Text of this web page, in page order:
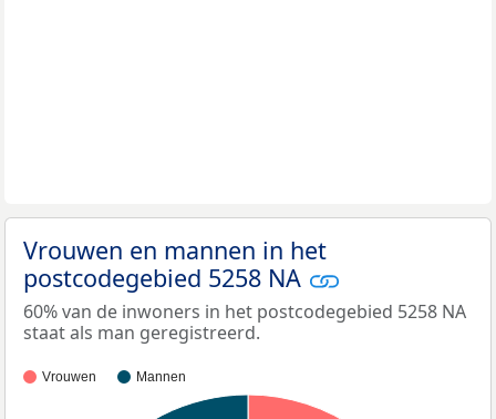
Vrouwen en mannen in het
postcodegebied 5258 NA
60% van de inwoners in het postcodegebied 5258 NA
staat als man geregistreerd.
Vrouwen Mannen